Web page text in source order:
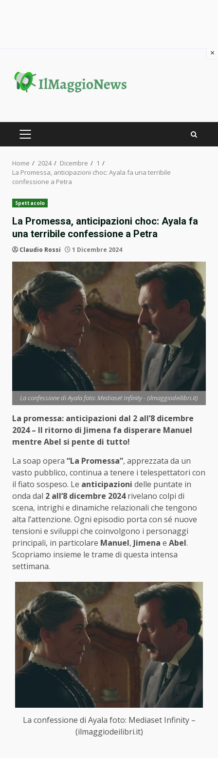
content
PRIMARY
Home 2024 Dicembre
1
La Promessa, anticipazioni choc: Ayala fa una terribile
confessione a Petra
Spettacolo
La Promessa, anticipazioni choc: Ayala fa
una terribile confessione a Petra
Claudio Rossi 1 Dicembre 2024
La confessione di Ayala foto: Mediaset Infinity - (ilmaggiodeilibri.it)
La promessa: anticipazioni dal 2 all’8 dicembre
2024 – Il ritorno di Jimena fa disperare Manuel
mentre Abel si pente di tutto!
La soap opera “La Promessa”, apprezzata da un
vasto pubblico, continua a tenere i telespettatori con
il fiato sospeso. Le anticipazioni delle puntate in
onda dal 2 all’8 dicembre 2024rivelano colpi di
scena, intrighi e dinamiche relazionali che tengono
alta l’attenzione. Ogni episodio porta con sé nuove
tensioni e sviluppi che coinvolgono i personaggi
principali, in particolare Manuel, Jimena e Abel.
Scopriamo insieme le trame di questa intensa
settimana.
La confessione di Ayala foto: Mediaset Infinity –
(ilmaggiodeilibri.it)
×